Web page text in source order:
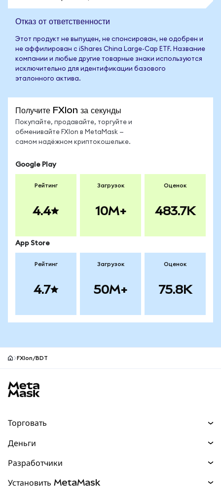
Отказ от ответственности
Этот продукт не выпущен, не спонсирован, не одобрен и
не аффилирован с iShares China Large-Cap ETF. Название
компании и любые другие товарные знаки используются
исключительно для идентификации базового
эталонного актива.
Получите FXIon за секунды
Покупайте, продавайте, торгуйте и
обменивайте FXIon в MetaMask —
самом надёжном криптокошельке.
Google Play
Рейтинг
4.4
Загрузок
10M+
Оценок
483.7K
App Store
Рейтинг
4.7
Загрузок
50M+
Оценок
75.8K
FXIon/BDT
Торговать
Прогнозы
Перпы НОВИНКА
Деньги
mUSD
Разработчики
Установить MetaMask